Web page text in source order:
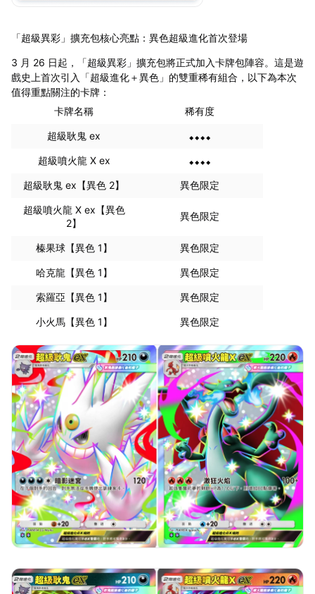
「超級異彩」擴充包核心亮點：異色超級進化首次登場
3 月 26 日起，「超級異彩」擴充包將正式加入卡牌包陣容。這是遊
戲史上首次引入「超級進化＋異色」的雙重稀有組合，以下為本次
值得重點關注的卡牌：
卡牌名稱
稀有度
超級耿鬼 ex
⬥⬥⬥⬥
超級噴火龍 X ex
⬥⬥⬥⬥
超級耿鬼 ex【異色 2】
異色限定
超級噴火龍 X ex【異色
2】
異色限定
榛果球【異色 1】 異色限定
哈克龍【異色 1】 異色限定
索羅亞【異色 1】 異色限定
小火馬【異色 1】 異色限定